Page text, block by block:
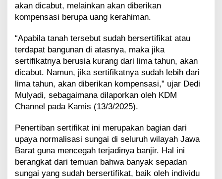
a
i
a
k
D
i
c
a
t
,
I
n
i
akan dicabut, melainkan akan diberikan
kompensasi berupa uang kerahiman.
“Apabila tanah tersebut sudah bersertifikat atau
terdapat bangunan di atasnya, maka jika
sertifikatnya berusia kurang dari lima tahun, akan
dicabut. Namun, jika sertifikatnya sudah lebih dari
lima tahun, akan diberikan kompensasi,” ujar Dedi
Mulyadi, sebagaimana dilaporkan oleh KDM
Channel pada Kamis (13/3/2025).
Penertiban sertifikat ini merupakan bagian dari
upaya normalisasi sungai di seluruh wilayah Jawa
Barat guna mencegah terjadinya banjir. Hal ini
berangkat dari temuan bahwa banyak sepadan
sungai yang sudah bersertifikat, baik oleh individu